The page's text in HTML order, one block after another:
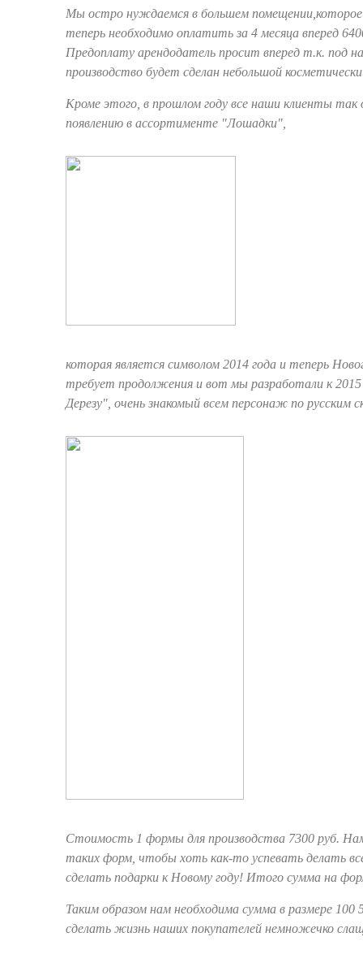
Мы остро нуждаемся в большем
теперь необходимо оплатить за 4 месяца вперед
Предоплату арендодатель просит вперед т.к. под
производство будет сделан небольшой
Кроме этого, в прошлом году все наши клиенты так
появлению в ассортименте "Лошадки",
которая является символом 2014 года и теперь
требует продолжения и вот мы разработали к 2015
Дерезу", очень знакомый всем персонаж по русским
Стоимость 1 формы для производства 7300 руб.
таких форм, чтобы хоть как-то успевать делать
сделать подарки к Новому году! Итого сумма на
Таким образом нам необходима сумма в размере 100
сделать жизнь наших покупателей немножечко